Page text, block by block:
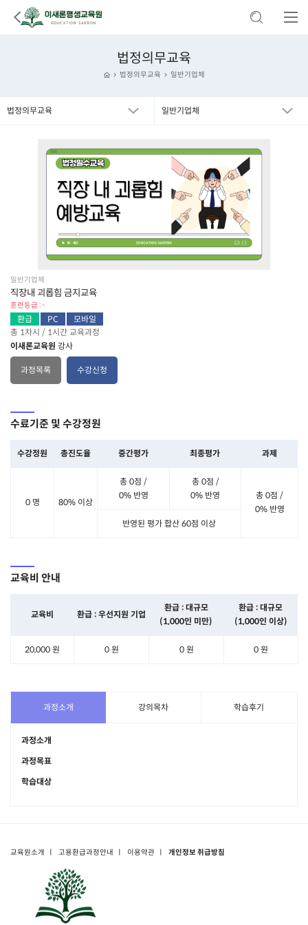
법정의무교육
법정의무교육 일반기업체
법정의무교육 일반기업체
일반기업체
직장내 괴롭힘 금지교육
훈련등급 : -
환급 PC
모바일
총 1차시 / 1시간 교육과정
이새론교육원 강사
과정목록 수강신청
수료기준 및 수강정원
수강정원 총진도율 중간평가 최종평가 과제
0 명 80% 이상
총 0점 /
0% 반영
총 0점 /
0% 반영
총 0점 /
0% 반영
반영된 평가 합산 60점 이상
교육비 안내
교육비 환급 : 우선지원 기업
환급 : 대규모
(1,000인 미만)
환급 : 대규모
(1,000인 이상)
20,000 원 0 원 0 원 0 원
과정소개 강의목차 학습후기
과정소개
과정목표
학습대상
교육원소개 ㅣ 고용환급과정안내 ㅣ 이용약관 ㅣ 개인정보 취급방침